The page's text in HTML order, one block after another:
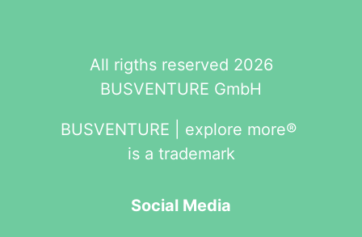
All rigths reserved 2026
BUSVENTURE GmbH
BUSVENTURE | explore more®
is a trademark
Social Media